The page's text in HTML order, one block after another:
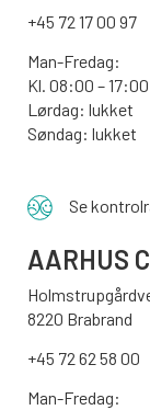
+45 72 17 00 97
Man-Fredag:
Kl. 08:00 – 17:00
Lørdag: lukket
Søndag: lukket
Se
AARHUS
8220 Brabrand
+45 72 62 58 00
Man-Fredag: